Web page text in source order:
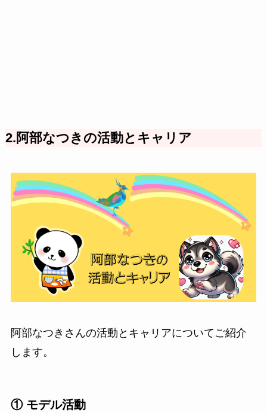
2.阿部なつきの活動とキャリア
阿部なつきさんの活動とキャリアについてご紹介
します。
① モデル活動